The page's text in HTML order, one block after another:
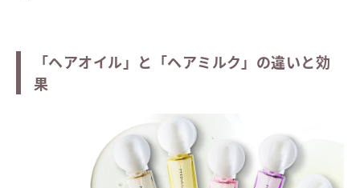
「ヘアオイル」と「ヘアミルク」の違いと効
果